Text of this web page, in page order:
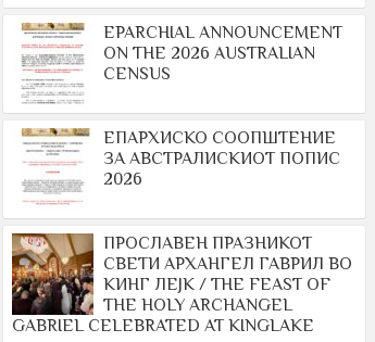
EPARCHIAL ANNOUNCEMENT
ON THE 2026 AUSTRALIAN
CENSUS
ЕПАРХИСКО СООПШТЕНИЕ
ЗА АВСТРАЛИСКИОТ ПОПИС
2026
ПРОСЛАВЕН ПРАЗНИКОТ
СВЕТИ АРХАНГЕЛ ГАВРИЛ ВО
КИНГ ЛЕЈК / THE FEAST OF
THE HOLY ARCHANGEL
GABRIEL CELEBRATED AT KINGLAKE